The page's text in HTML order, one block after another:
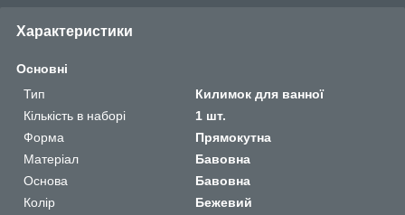
Характеристики
Основні
Тип
Килимок для ванної
Кількість в наборі
1 шт.
Форма
Прямокутна
Матеріал
Бавовна
Основа
Бавовна
Колір
Бежевий